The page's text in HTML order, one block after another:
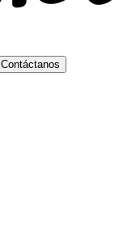
Contáctanos